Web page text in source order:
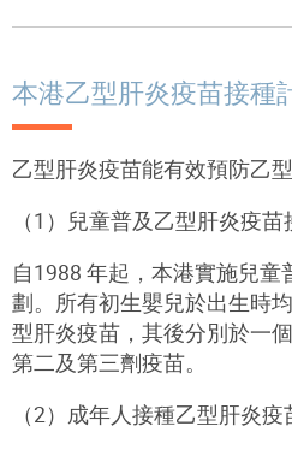
本港乙型肝炎疫苗接種
乙型肝炎疫苗能有效預防乙
（1 ）兒童普及乙型肝炎疫苗
自1988 年起，本港實施兒童
劃。所有初生嬰兒於出生時
型肝炎疫苗，其後分別於一
第二及第三劑疫苗。
（2）成年人接種乙型肝炎疫